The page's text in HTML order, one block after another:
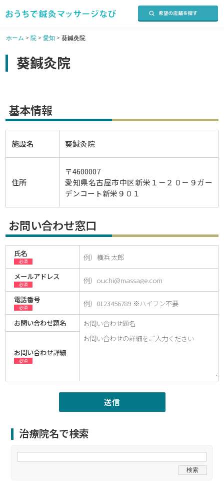
ホーム > 院> 愛知 > 葵鍼灸院
葵鍼灸院
基本情報
施設名 葵鍼灸院
住所
〒4600007
愛知県名古屋市中区新栄１－２０－９ガー
デンコート新栄９０１
お問い合わせ窓口
氏名
必須
メールアドレス
必須
電話番号
必須
お問い合わせ題名
お問い合わせ詳細
必須
治療院名で検索